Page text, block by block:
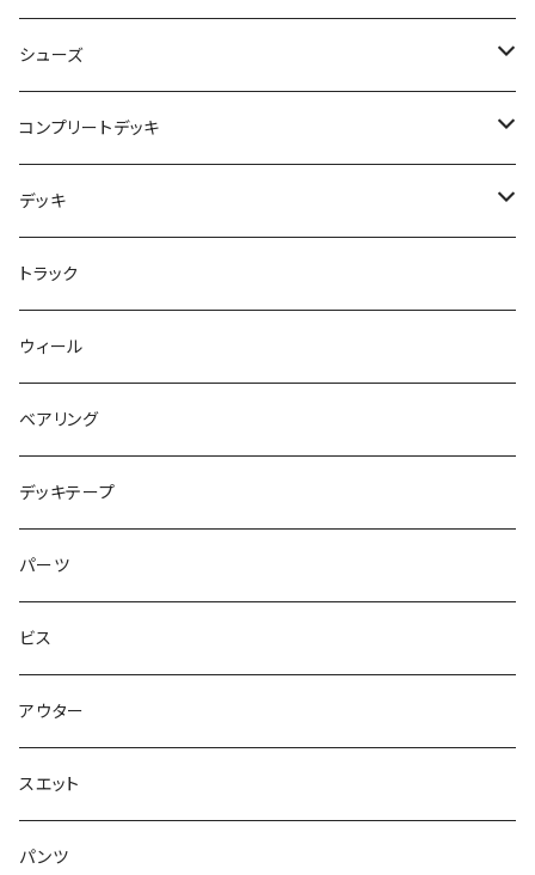
NBD CUSTOMIZED
USED ITEM
Tシャツ
パンツ
キャップ
アウター
シャツ
トップス
スエット
ソックス
アンダーウェア
アクセサリー
シューズ
キッズシューズ
NIKE SB ORANGE LABEL/ISO
NIKE SB ISHOD2
NIKE SB PS8
NIKE SB DUNK
NM933
ゴツいシューズ最高！
Small Shoes
コンプリートデッキ
HI5のパーツセット
エントリーモデルコンプリート
7.7インチ
8インチ
8.2インチ
デッキ
7インチ
7.2インチ
7.3インチ
7.5インチ
7.7インチ
7.8インチ
7.9インチ
8インチ
8.1インチ
トラック
ウィール
ベアリング
デッキテープ
パーツ
ビス
アウター
スエット
パンツ